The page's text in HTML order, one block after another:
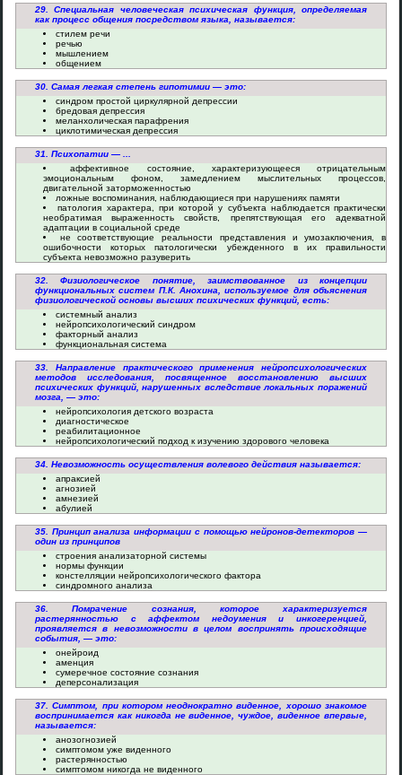
29. Специальная человеческая психическая функция, определяемая
как процесс общения посредством языка, называется:
стилем речи
речью
мышлением
общением
30. Самая легкая степень гипотимии — это:
синдром простой циркулярной депрессии
бредовая депрессия
меланхолическая парафрения
циклотимическая депрессия
31. Психопатии — ...
аффективное состояние, характеризующееся отрицательным
эмоциональным фоном, замедлением мыслительных процессов,
двигательной заторможенностью
ложные воспоминания, наблюдающиеся при нарушениях памяти
патология характера, при которой у субъекта наблюдается практически
необратимая выраженность свойств, препятствующая его адекватной
адаптации в социальной среде
не соответствующие реальности представления и умозаключения, в
ошибочности которых патологически убежденного в их правильности
субъекта невозможно разуверить
32. Физиологическое понятие, заимствованное из концепции
функциональных систем П.К. Анохина, используемое для объяснения
физиологической основы высших психических функций, есть:
системный анализ
нейропсихологический синдром
факторный анализ
функциональная система
33. Направление практического применения нейропсихологических
методов исследования, посвященное восстановлению высших
психических функций, нарушенных вследствие локальных поражений
мозга, — это:
нейропсихология детского возраста
диагностическое
реабилитационное
нейропсихологический подход к изучению здорового человека
34. Невозможность осуществления волевого действия называется:
апраксией
агнозией
амнезией
абулией
35. Принцип анализа информации с помощью нейронов-детекторов —
один из принципов
строения анализаторной системы
нормы функции
констелляции нейропсихологического фактора
синдромного анализа
36. Помрачение сознания, которое характеризуется
растерянностью с аффектом недоумения и инкогеренцией,
проявляется в невозможности в целом воспринять происходящие
события, — это:
онейроид
аменция
сумеречное состояние сознания
деперсонализация
37. Симптом, при котором неоднократно виденное, хорошо знакомое
воспринимается как никогда не виденное, чуждое, виденное впервые,
называется:
анозогнозией
симптомом уже виденного
растерянностью
симптомом никогда не виденного